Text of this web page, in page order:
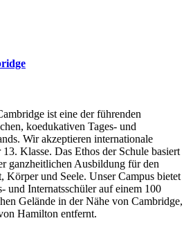
ist eine der führenden
koedukativen Tages- und
Wir akzeptieren internationale
Klasse. Das Ethos der Schule basiert
ganzheitlichen Ausbildung für den
Körper und Seele. Unser Campus bietet
und Internatsschüler auf einem 100
Gelände in der Nähe von Cambridge,
Hamilton entfernt.